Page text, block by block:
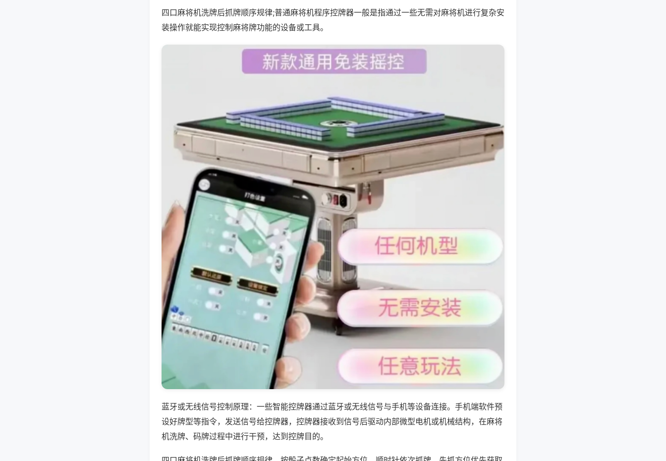
四口麻将机洗牌后抓牌顺序规律;普通麻将机程序控牌器一般是指通过一些无需对麻将机进行复杂安
装操作就能实现控制麻将牌功能的设备或工具。
蓝牙或无线信号控制原理：一些智能控牌器通过蓝牙或无线信号与手机等设备连接。手机端软件预
设好牌型等指令，发送信号给控牌器，控牌器接收到信号后驱动内部微型电机或机械结构，在麻将
机洗牌、码牌过程中进行干预，达到控牌目的。